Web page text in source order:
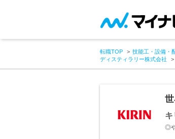
転職TOP 技能工・設備・
ディスティラリー株式会社
キ
◎